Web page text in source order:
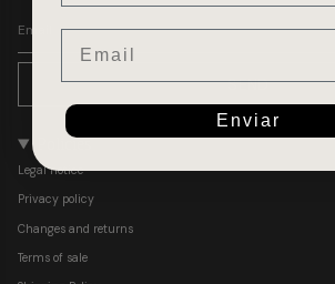
SEND
Policies
Legal notice
Privacy policy
Changes and returns
Terms of sale
Enviar